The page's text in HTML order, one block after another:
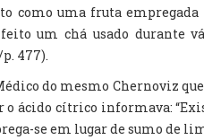
como uma fruta
um chá usado durante
477).
do mesmo Chernoviz
o ácido cítrico informava:
se em lugar de sumo de